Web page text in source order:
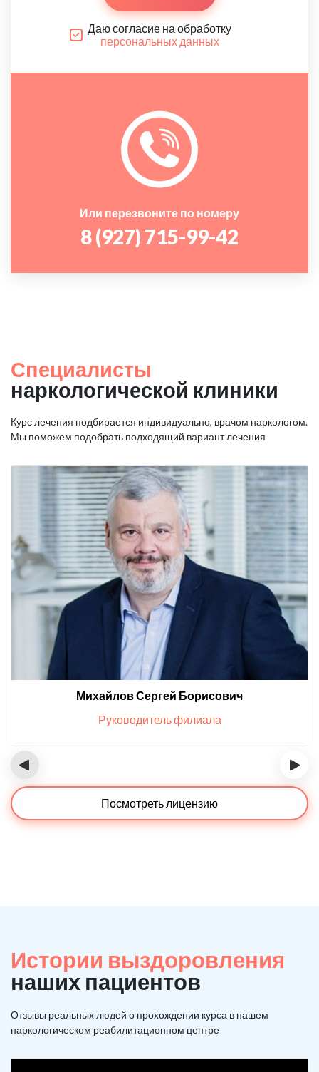
Даю согласие на обработку
персональных данных
Или перезвоните по номеру
8 (927) 715-99-42
Специалисты
наркологической клиники
Курс лечения подбирается индивидуально, врачом наркологом.
Мы поможем подобрать подходящий вариант лечения
Михайлов Сергей Борисович
Руководитель филиала
‹ ›
Посмотреть лицензию
Истории выздоровления
наших пациентов
Отзывы реальных людей о прохождении курса в нашем
наркологическом реабилитационном центре